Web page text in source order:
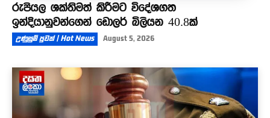
රුපියල ශක්තිමත් කිරීමට විදේශගත
ඉන්දියානුවන්ගෙන් ඩොලර් බිලියන 40.8ක්
උණුසුම් පුවත් | Hot News August 5, 2026